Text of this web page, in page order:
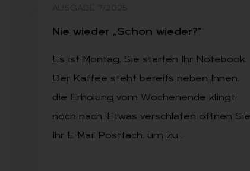
Nie wie­der „Schon wie­der?“
Es ist Montag, Sie starten Ihr Notebook.
Der Kaffee steht bereits neben Ihnen,
die Erholung vom Wochenende klingt
noch nach. Etwas verschlafen öffnen Sie
Ihr E Mail Postfach, um zu…